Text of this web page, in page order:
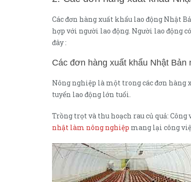
Các đơn hàng xuất khẩu lao động Nhật
hợp với người lao động. Người lao động
đây :
Các đơn hàng xuất khẩu Nhật Bản
Nông nghiệp là một trong các đơn hàng
tuyển lao động lớn tuổi.
Trồng trọt và thu hoạch rau củ quả:
nhật làm nông nghiệp mang lại công